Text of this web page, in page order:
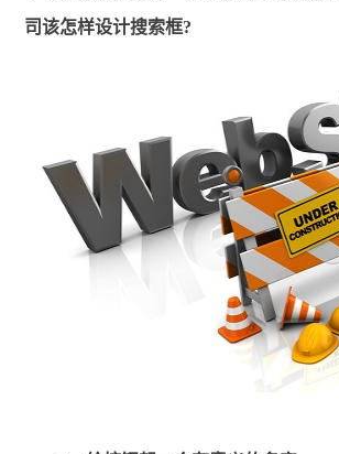
司该怎样设计搜索框?